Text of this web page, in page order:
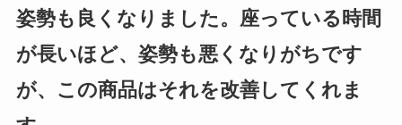
姿勢も良くなりました。座っている時間
が長いほど、姿勢も悪くなりがちです
が、この商品はそれを改善してくれま